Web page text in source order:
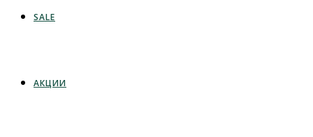
SALE
АКЦИИ